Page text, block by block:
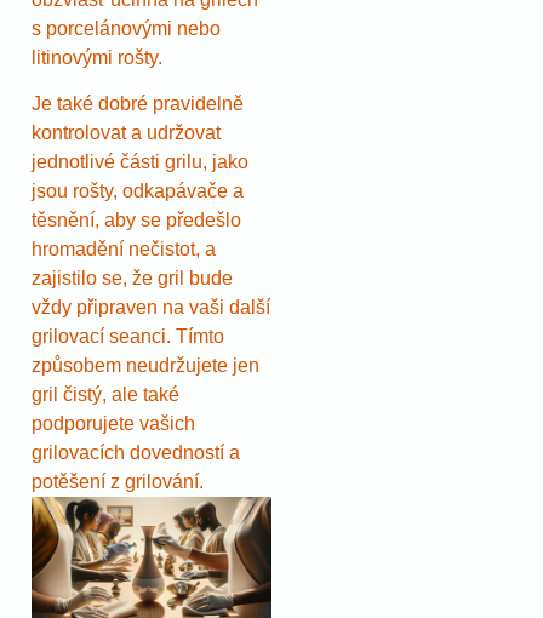
s porcelánovými nebo
litinovými rošty.
Je také dobré pravidelně
kontrolovat a udržovat
jednotlivé části grilu, jako
jsou rošty, odkapávače a
těsnění, aby se předešlo
hromadění nečistot, a
zajistilo se, že gril bude
vždy připraven na vaši další
grilovací seanci. Tímto
způsobem neudržujete jen
gril čistý, ale také
podporujete vašich
grilovacích dovedností a
potěšení z grilování.